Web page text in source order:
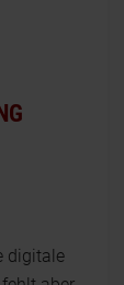
digitale